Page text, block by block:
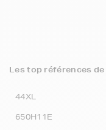
Les top références
44XL
650H11E